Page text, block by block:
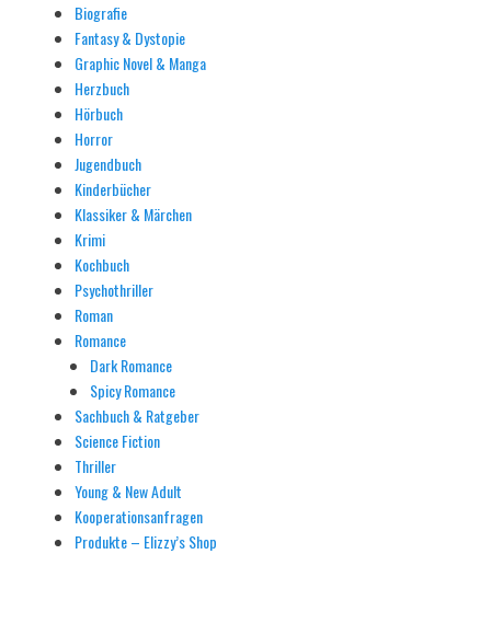
Biografie
Fantasy & Dystopie
Graphic Novel & Manga
Herzbuch
Hörbuch
Horror
Jugendbuch
Kinderbücher
Klassiker & Märchen
Krimi
Kochbuch
Psychothriller
Roman
Romance
Dark Romance
Spicy Romance
Sachbuch & Ratgeber
Science Fiction
Thriller
Young & New Adult
Kooperationsanfragen
Produkte – Elizzy’s Shop